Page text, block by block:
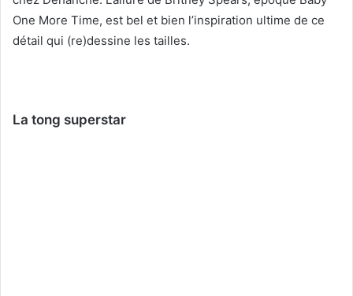
One More Time, est bel et bien l’inspiration ultime de ce
détail qui (re)dessine les tailles.
La tong superstar